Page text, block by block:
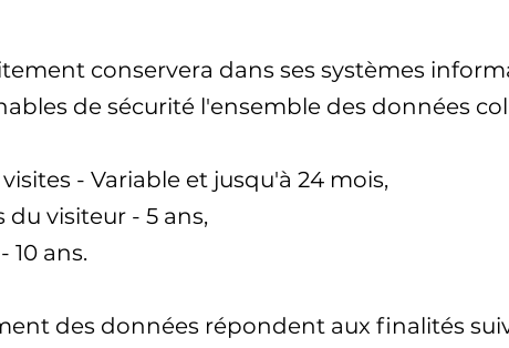
conservera dans ses systèmes
de sécurité l'ensemble des données
- Variable et jusqu'à 24 mois,
visiteur - 5 ans,
10 ans.
des données répondent aux finalités